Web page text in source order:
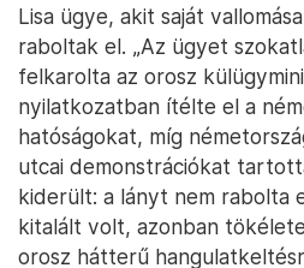
Lisa ügye, akit saját
raboltak el. „Az ügyet
felkarolta az orosz
nyilatkozatban ítélte el a
hatóságokat, míg
utcai demonstrációkat
kiderült: a lányt nem rabolta
kitalált volt, azonban
orosz hátterű